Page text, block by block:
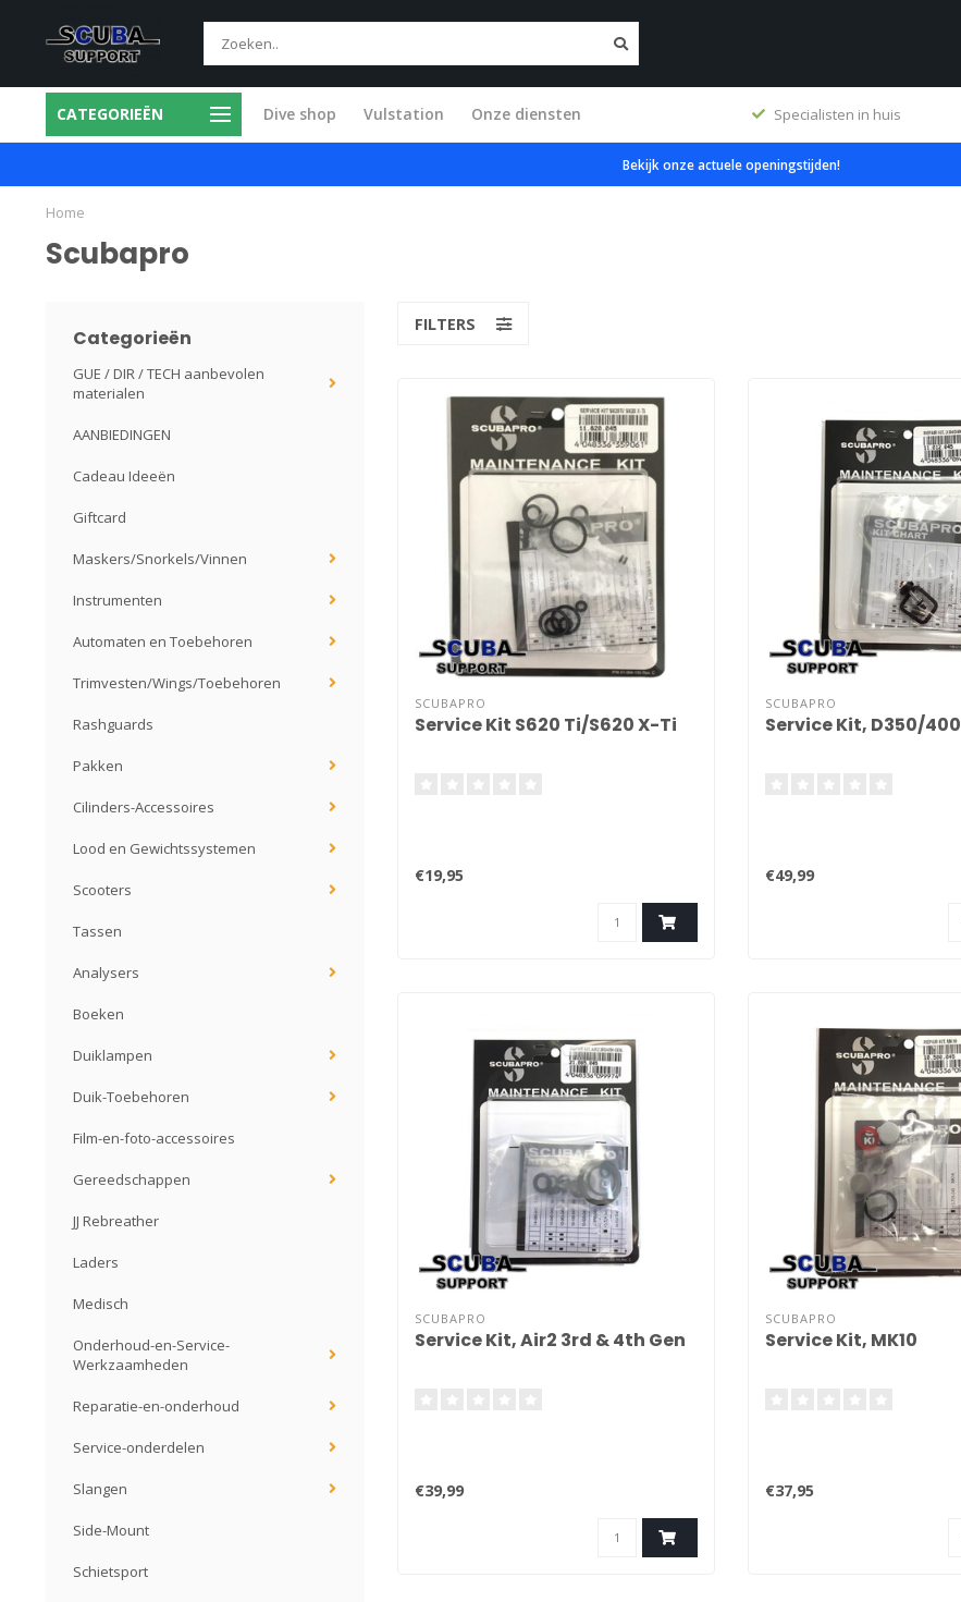
CATEGORIEËN Dive shop Vulstation Onze diensten
in eigen werkplaats Snel en vakkundig Specialisten in huis
Bekijk onze actuele openingstijden!
Home
Scubapro
Categorieën
GUE / DIR / TECH aanbevolen
materialen
AANBIEDINGEN
Cadeau Ideeën
Giftcard
Maskers/Snorkels/Vinnen
Instrumenten
Automaten en Toebehoren
Trimvesten/Wings/Toebehoren
Rashguards
Pakken
Cilinders-Accessoires
Lood en Gewichtssystemen
Scooters
Tassen
Analysers
Boeken
Duiklampen
Duik-Toebehoren
Film-en-foto-accessoires
Gereedschappen
JJ Rebreather
Laders
Medisch
Onderhoud-en-Service-
Werkzaamheden
Reparatie-en-onderhoud
Service-onderdelen
Slangen
Side-Mount
Schietsport
FILTERS
SCUBAPRO
Service Kit S620 Ti/S620 X-Ti
€19,95
SCUBAPRO
Service Kit, D350/400
€49,99
SCUBAPRO
Service Kit, Air2 3rd & 4th Gen
€39,99
SCUBAPRO
Service Kit, MK10
€37,95